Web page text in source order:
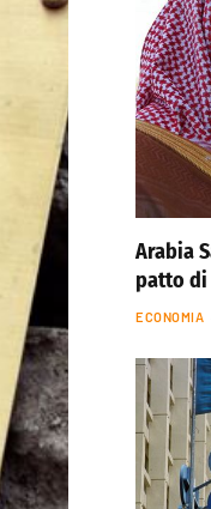
Arabia
patto di
ECONOMIA